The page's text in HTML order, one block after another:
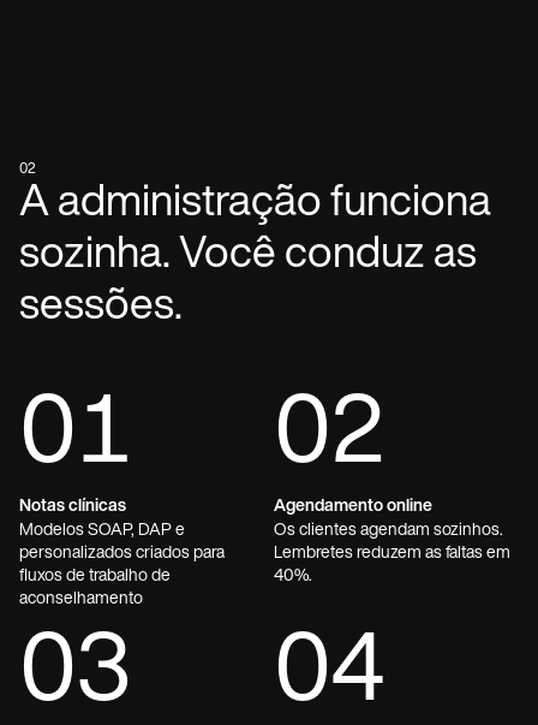
02
A administração funciona
sozinha. Você conduz as
sessões.
01
Notas clínicas
Modelos SOAP, DAP e
personalizados criados para
fluxos de trabalho de
aconselhamento
02
Agendamento online
Os clientes agendam sozinhos.
Lembretes reduzem as faltas em
40%.
03 04